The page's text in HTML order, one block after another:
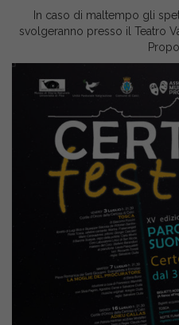
In caso di maltempo gli
svolgeranno presso il Teatro